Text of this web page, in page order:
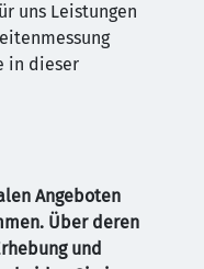
uns Leistungen
in dieser
Angeboten
Über deren
und